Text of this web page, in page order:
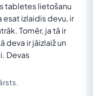
tabletes lietošanu
esat izlaidis devu, ir
Tomēr, ja tā ir
deva ir jāizlaiž un
Devas